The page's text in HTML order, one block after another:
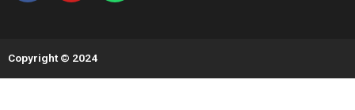
Copyright © 2024